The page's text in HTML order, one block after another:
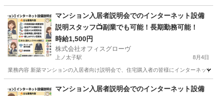
接客 スタッフ
マンション入居者説明会でのインターネット設備
説明スタッフ📺副業でも可能！長期勤務可能！
時給1,500円
株式会社オフィスグローヴ
上ノ太子駅 8月4日
業務内容 新築マンションの入居者向け説明会で、住宅購入者の皆様にインターネッ
上ノ太子駅 接客 スタッフ
マンション入居者説明会でのインターネット設備